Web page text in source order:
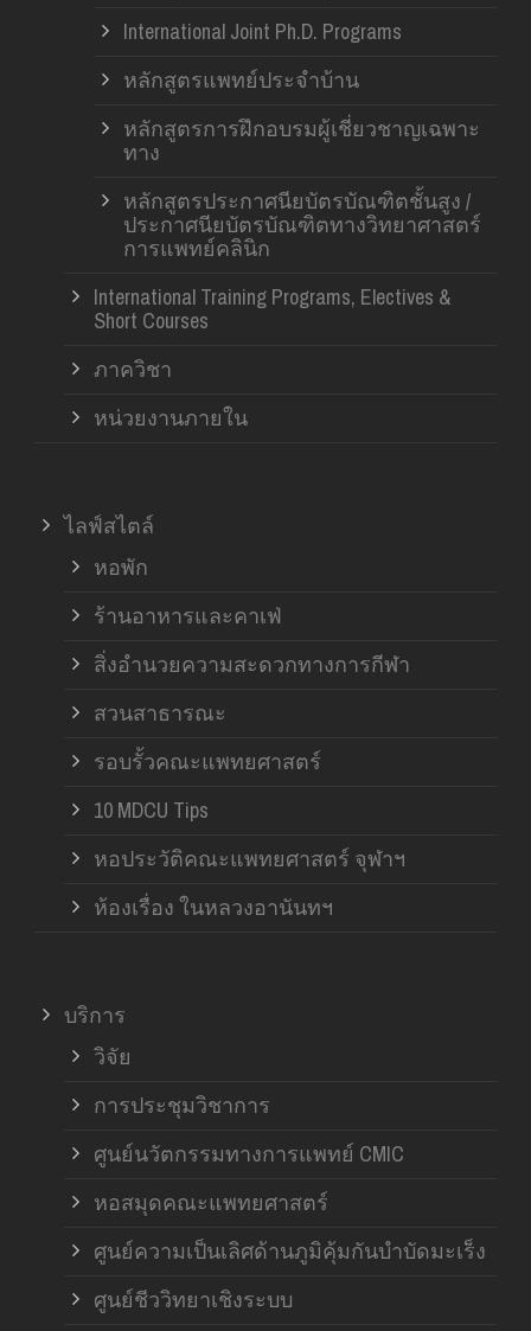
International Joint Ph.D. Programs
หลักสูตรแพทย์ประจำบ้าน
หลักสูตรการฝึกอบรมผู้เชี่ยวชาญเฉพาะ
ทาง
หลักสูตรประกาศนียบัตรบัณฑิตชั้นสูง /
ประกาศนียบัตรบัณฑิตทางวิทยาศาสตร์
การแพทย์คลินิก
International Training Programs, Electives &
Short Courses
ภาควิชา
หน่วยงานภายใน
ไลฟ์สไตล์
หอพัก
ร้านอาหารและคาเฟ่
สิ่งอำนวยความสะดวกทางการกีฬา
สวนสาธารณะ
รอบรั้วคณะแพทยศาสตร์
10 MDCU Tips
หอประวัติคณะแพทยศาสตร์ จุฬาฯ
ห้องเรื่อง ในหลวงอานันทฯ
บริการ
วิจัย
การประชุมวิชาการ
ศูนย์นวัตกรรมทางการแพทย์ CMIC
หอสมุดคณะแพทยศาสตร์
ศูนย์ความเป็นเลิศด้านภูมิคุ้มกันบำบัดมะเร็ง
ศูนย์ชีววิทยาเชิงระบบ